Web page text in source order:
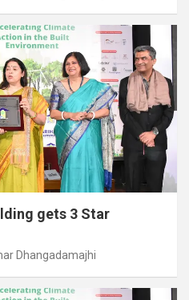
gets 3 Star
Dhangadamajhi